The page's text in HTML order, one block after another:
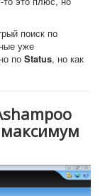
поиск по
уже
по Status, но как